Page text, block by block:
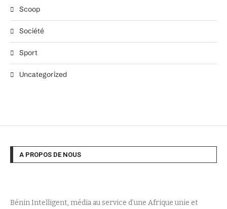
Scoop
Société
Sport
Uncategorized
A PROPOS DE NOUS
Bénin Intelligent, média au service d’une Afrique unie et